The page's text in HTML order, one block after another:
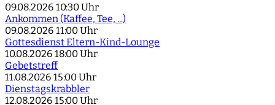
09.08.2026 10:30 Uhr
Ankommen (Kaffee, Tee, ...)
09.08.2026 11:00 Uhr
Gottesdienst Eltern-Kind-Lounge
10.08.2026 18:00 Uhr
Gebetstreff
11.08.2026 15:00 Uhr
Dienstagskrabbler
12.08.2026 15:00 Uhr